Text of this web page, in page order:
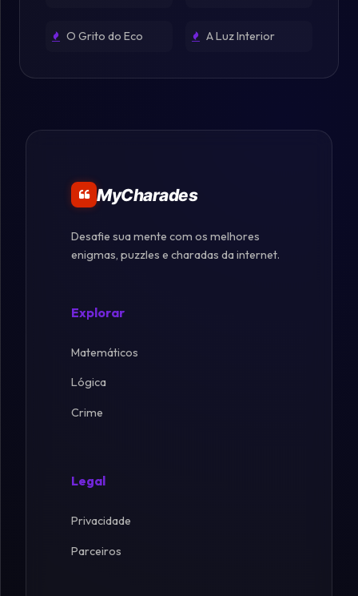
O Grito do Eco A Luz Interior
MyCharades
Desafie sua mente com os melhores
enigmas, puzzles e charadas da internet.
Explorar
Matemáticos
Lógica
Crime
Legal
Privacidade
Parceiros